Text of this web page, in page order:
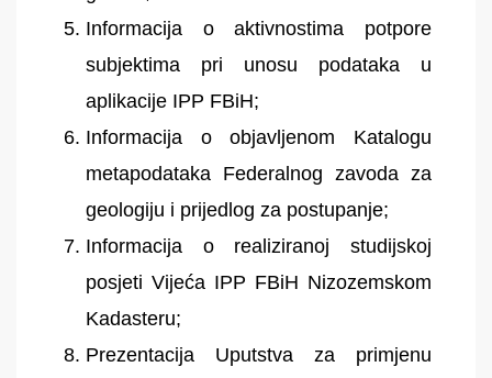
Informacija o aktivnostima potpore
subjektima pri unosu podataka u
aplikacije IPP FBiH;
Informacija o objavljenom Katalogu
metapodataka Federalnog zavoda za
geologiju i prijedlog za postupanje;
Informacija o realiziranoj studijskoj
posjeti Vijeća IPP FBiH Nizozemskom
Kadasteru;
Prezentacija Uputstva za primjenu